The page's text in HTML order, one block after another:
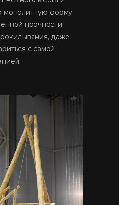
монолитную форму.
прочности
даже
с самой